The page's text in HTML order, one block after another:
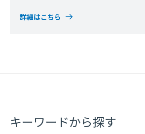
詳細はこちら
キーワードから探す